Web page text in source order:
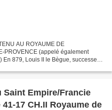
AU ROYAUME DE
PROVENCE (appelé également
En 879, Louis II le Bègue, successeur
Saint Empire/Francie
17 CH.II Royaume de